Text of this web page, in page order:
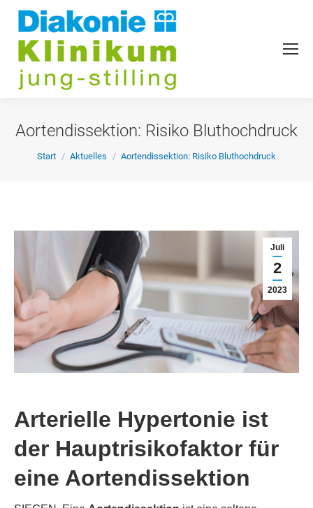
Aortendissektion: Risiko Bluthochdruck
Sie befinden sich hier:
Start Aktuelles Aortendissektion: Risiko Bluthochdruck
Juli
2
2023
Arterielle Hypertonie ist
der Hauptrisikofaktor für
eine Aortendissektion